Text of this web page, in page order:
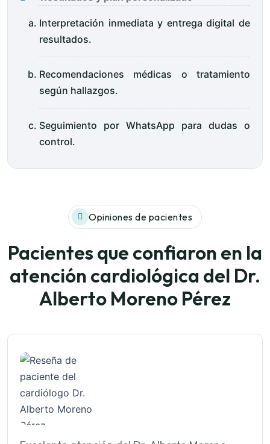
Interpretación inmediata y entrega digital de
resultados.
Recomendaciones médicas o tratamiento
según hallazgos.
Seguimiento por WhatsApp para dudas o
control.
Opiniones de pacientes
Pacientes que confiaron en la
atención cardiológica del Dr.
Alberto Moreno Pérez